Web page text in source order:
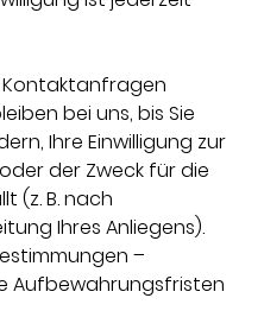
Kontaktanfragen
bei uns, bis Sie
Ihre Einwilligung zur
der Zweck für die
(z. B. nach
Ihres Anliegens).
–
Aufbewahrungsfristen